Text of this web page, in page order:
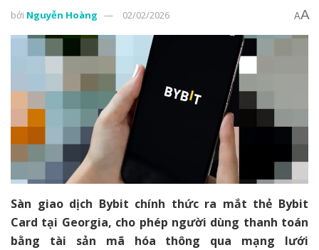
bởi Nguyễn Hoàng 02/02/2026 AA
Sàn giao dịch Bybit chính thức ra mắt thẻ Bybit
Card tại Georgia, cho phép người dùng thanh toán
bằng tài sản mã hóa thông qua mạng lưới